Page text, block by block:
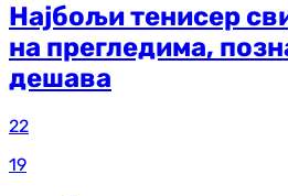
Најбољи тенисер
на прегледима,
дешава
22
19